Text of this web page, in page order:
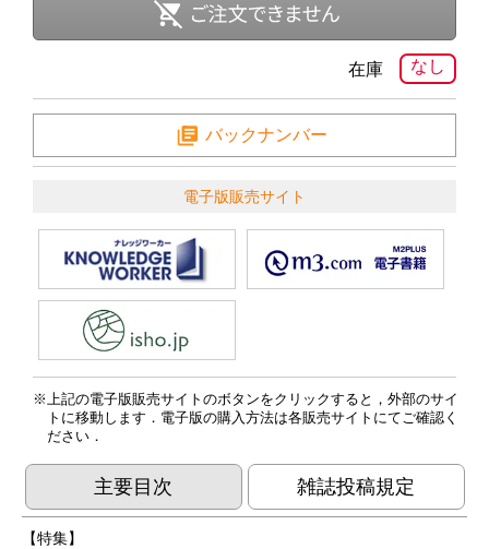
なし
在庫
バックナンバー
電子版販売サイト
上記の電子版販売サイトのボタンをクリックすると，外部のサイ
トに移動します．電子版の購入方法は各販売サイトにてご確認く
ださい．
主要目次 雑誌投稿規定
【特集】